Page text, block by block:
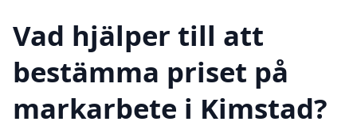
Vad hjälper till att
bestämma priset på
markarbete i Kimstad?